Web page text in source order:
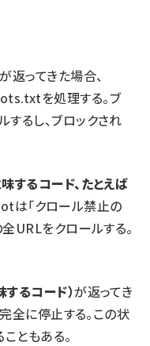
が返ってきた場合、
を処理する。ブ
るし、ブロックされ
するコード、たとえば
は「クロール禁止の
URLをクロールする。
るコード）が返ってき
全に停止する。この状
ともある。